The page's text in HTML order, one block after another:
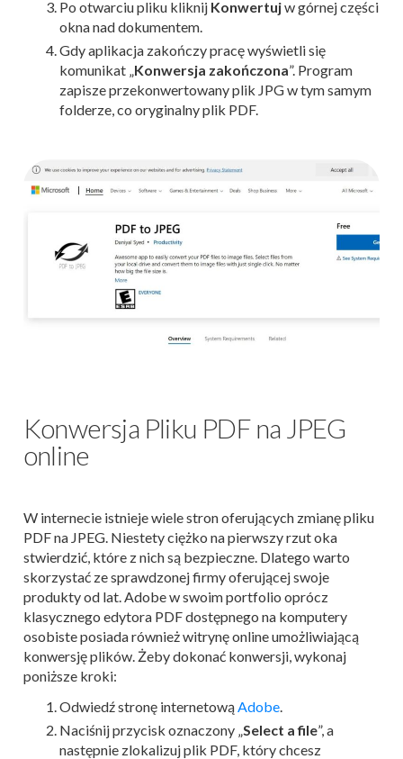
Po otwarciu pliku kliknij Konwertujw górnej części
okna nad dokumentem.
Gdy aplikacja zakończy pracę wyświetli się
komunikat „Konwersja zakończona”. Program
zapisze przekonwertowany plik JPG w tym samym
folderze, co oryginalny plik PDF.
Konwersja Pliku PDF na JPEG
online
W internecie istnieje wiele stron oferujących zmianę pliku
PDF na JPEG. Niestety ciężko na pierwszy rzut oka
stwierdzić, które z nich są bezpieczne. Dlatego warto
skorzystać ze sprawdzonej firmy oferującej swoje
produkty od lat. Adobe w swoim portfolio oprócz
klasycznego edytora PDF dostępnego na komputery
osobiste posiada również witrynę online umożliwiającą
konwersję plików. Żeby dokonać konwersji, wykonaj
poniższe kroki:
Odwiedź stronę internetową Adobe
Naciśnij przycisk oznaczony „ Select a file”, a
następnie zlokalizuj plik PDF, który chcesz